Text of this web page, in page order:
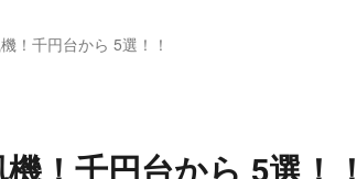
！千円台から 5選！！
！千円台から 5選！！